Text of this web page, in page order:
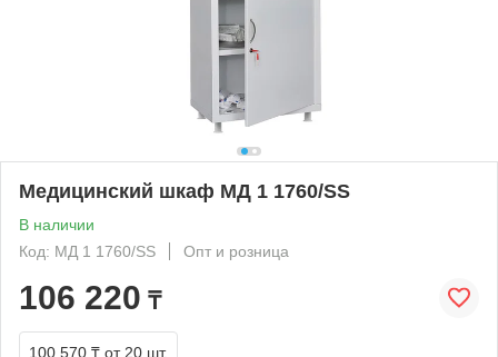
Медицинский шкаф МД 1 1760/SS
В наличии
Код: МД 1 1760/SS
Опт и розница
106 220 ₸
100 570 ₸ от 20 шт.